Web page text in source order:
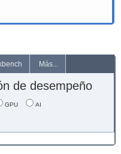
Más...
de desempeño
GPU AI